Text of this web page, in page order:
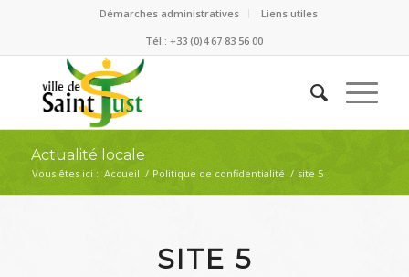
Démarches administratives
Liens utiles
Tél.: +33 (0)4 67 83 56 00
Actualité locale
Vous êtes ici : Accueil / Politique de confidentialité / site 5
SITE 5